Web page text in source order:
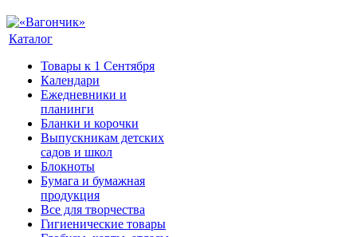
Каталог
Товары к 1 Сентября
Календари
Ежедневники и
планинги
Бланки и корочки
Выпускникам детских
садов и школ
Блокноты
Бумага и бумажная
продукция
Все для творчества
Гигиенические товары